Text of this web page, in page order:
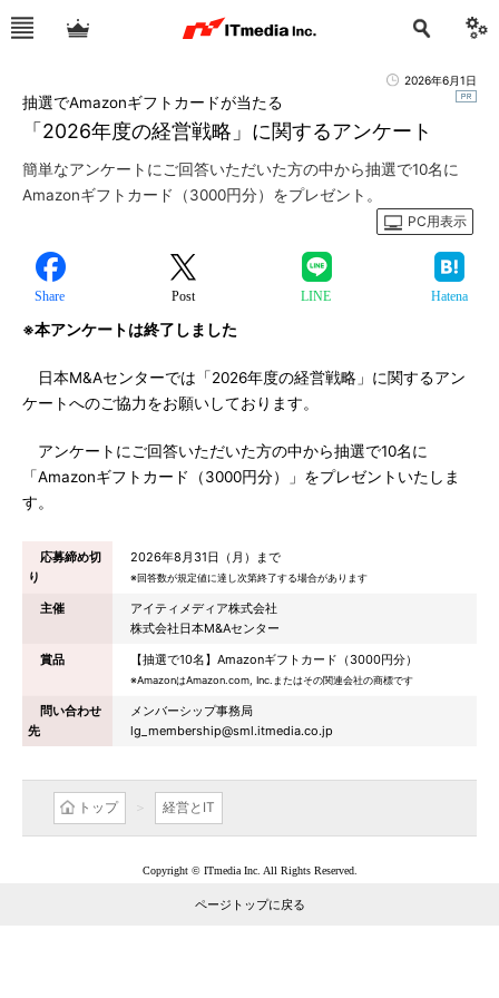
2026年6月1日
「2026年度の経営戦略」に関するアンケート
抽選でAmazonギフトカードが当たる
簡単なアンケートにご回答いただいた方の中から抽選で10名に
Amazonギフトカード（3000円分）をプレゼント。
PC用表示
Share Post LINE Hatena
※本アンケートは終了しました
日本M&Aセンターでは「2026年度の経営戦略」に関するアン
ケートへのご協力をお願いしております。
アンケートにご回答いただいた方の中から抽選で10名に
「Amazonギフトカード（3000円分）」をプレゼントいたしま
す。
応募締め切
り
2026年8月31日（月）まで
※回答数が規定値に達し次第終了する場合があります
主催
アイティメディア株式会社
株式会社日本M&Aセンター
賞品
【抽選で10名】Amazonギフトカード（3000円分）
※AmazonはAmazon.com, Inc.またはその関連会社の商標です
問い合わせ
先
メンバーシップ事務局
lg_membership@sml.itmedia.co.jp
トップ 経営とIT
Copyright © ITmedia Inc. All Rights Reserved.
ページトップに戻る